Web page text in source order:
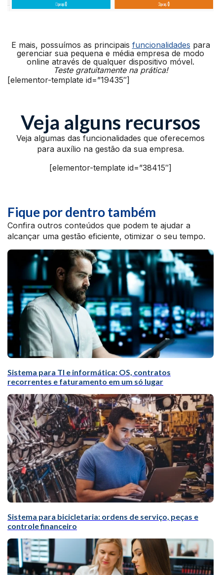
E mais, possuímos as principais funcionalidades para
gerenciar sua pequena e média empresa de modo
online através de qualquer dispositivo móvel.
Teste gratuitamente na prática!
[elementor-template id=”19435″]
Veja alguns recursos
Veja algumas das funcionalidades que oferecemos
para auxílio na gestão da sua empresa.
[elementor-template id=”38415″]
Fique por dentro também
Confira outros conteúdos que podem te ajudar a
alcançar uma gestão eficiente, otimizar o seu tempo.
Sistema para TI e informática: OS, contratos
recorrentes e faturamento em um só lugar
Sistema para bicicletaria: ordens de serviço, peças e
controle financeiro